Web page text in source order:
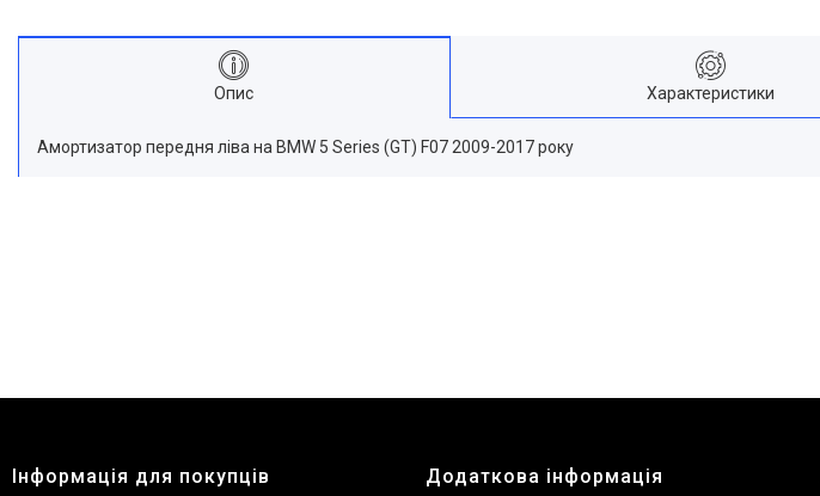
Опис Характеристики
Амортизатор передня ліва на BMW 5 Series (GT) F07 2009-2017 року
Інформація для покупців Додаткова інформація